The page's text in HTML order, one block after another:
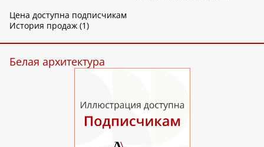
Цена доступна подписчикам
История продаж (1)
Белая архитектура